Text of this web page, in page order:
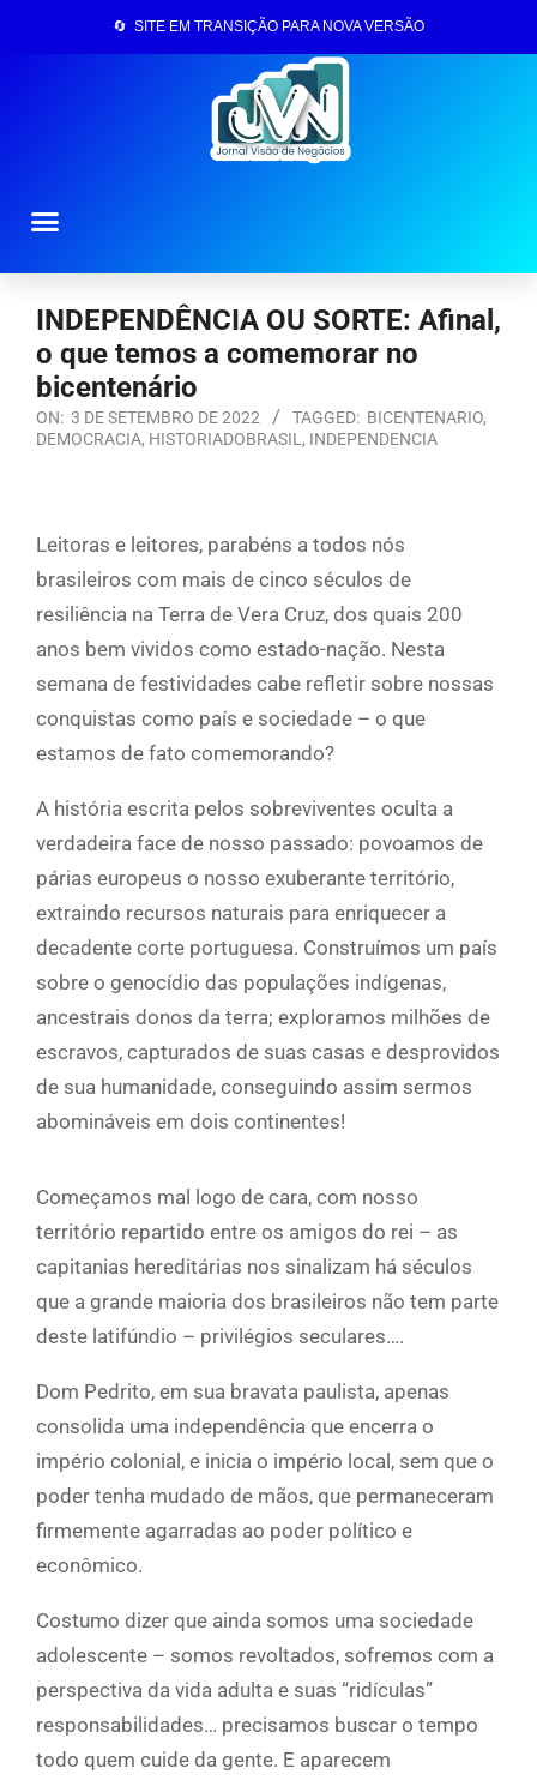
🔄 SITE EM TRANSIÇÃO PARA NOVA VERSÃO
INDEPENDÊNCIA OU SORTE: Afinal,
o que temos a comemorar no
bicentenário
ON: 3 DE SETEMBRO DE 2022 TAGGED: BICENTENARIO,
DEMOCRACIA, HISTORIADOBRASIL , INDEPENDENCIA
Leitoras e leitores, parabéns a todos nós
brasileiros com mais de cinco séculos de
resiliência na Terra de Vera Cruz, dos quais 200
anos bem vividos como estado-nação. Nesta
semana de festividades cabe refletir sobre nossas
conquistas como país e sociedade – o que
estamos de fato comemorando?
A história escrita pelos sobreviventes oculta a
verdadeira face de nosso passado: povoamos de
párias europeus o nosso exuberante território,
extraindo recursos naturais para enriquecer a
decadente corte portuguesa. Construímos um país
sobre o genocídio das populações indígenas,
ancestrais donos da terra; exploramos milhões de
escravos, capturados de suas casas e desprovidos
de sua humanidade, conseguindo assim sermos
abomináveis em dois continentes!
Começamos mal logo de cara, com nosso
território repartido entre os amigos do rei – as
capitanias hereditárias nos sinalizam há séculos
que a grande maioria dos brasileiros não tem parte
deste latifúndio – privilégios seculares….
Dom Pedrito, em sua bravata paulista, apenas
consolida uma independência que encerra o
império colonial, e inicia o império local, sem que o
poder tenha mudado de mãos, que permaneceram
firmemente agarradas ao poder político e
econômico.
Costumo dizer que ainda somos uma sociedade
adolescente – somos revoltados, sofremos com a
perspectiva da vida adulta e suas “ridículas”
responsabilidades… precisamos buscar o tempo
todo quem cuide da gente. E aparecem